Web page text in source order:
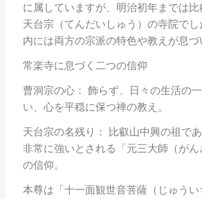
に属していますが、明治初年までは
天台宗（てんだいしゅう）の寺院で
内には両方の宗派の特色や教えが息づ
常楽寺に息づく二つの信仰
曹洞宗の心： 飾らず、日々の生活の
い、心を平穏に保つ禅の教え。
天台宗の名残り： 比叡山中興の祖で
非常に強いとされる「元三大師（が
の信仰。
本尊は「十一面観世音菩薩（じゅう